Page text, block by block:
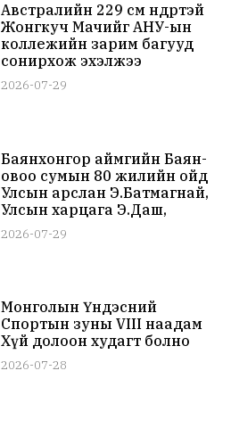
Австралийн 229 см өндөртэй
Жонгкуч Мачийг АНУ-ын
коллежийн зарим багууд
сонирхож эхэлжээ
2026-07-29
Баянхонгор аймгийн Баян-
овоо сумын 80 жилийн ойд
Улсын арслан Э.Батмагнай,
Улсын харцага Э.Даш,
Н.Золбоо тэргүүтэй бөхчүүд
барилдаж байна
2026-07-29
Монголын Үндэсний
Спортын зуны VIII наадам
Хүй долоон худагт болно
2026-07-28